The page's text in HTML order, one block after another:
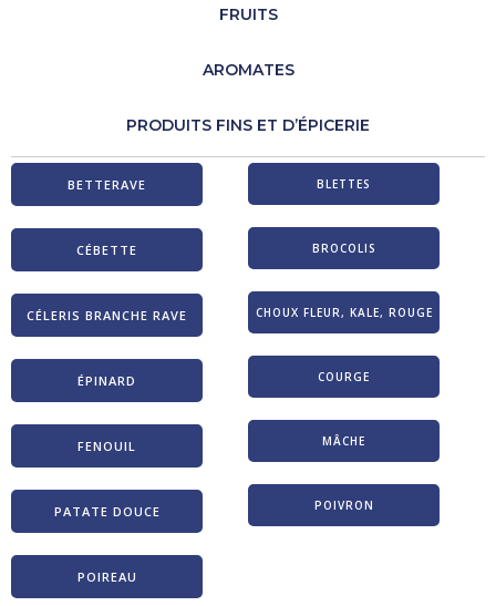
FRUITS
AROMATES
PRODUITS FINS ET D’ÉPICERIE
BETTERAVE
CÉBETTE
CÉLERIS BRANCHE RAVE
ÉPINARD
FENOUIL
PATATE DOUCE
POIREAU
BLETTES
BROCOLIS
CHOUX FLEUR, KALE, ROUGE
COURGE
MÂCHE
POIVRON